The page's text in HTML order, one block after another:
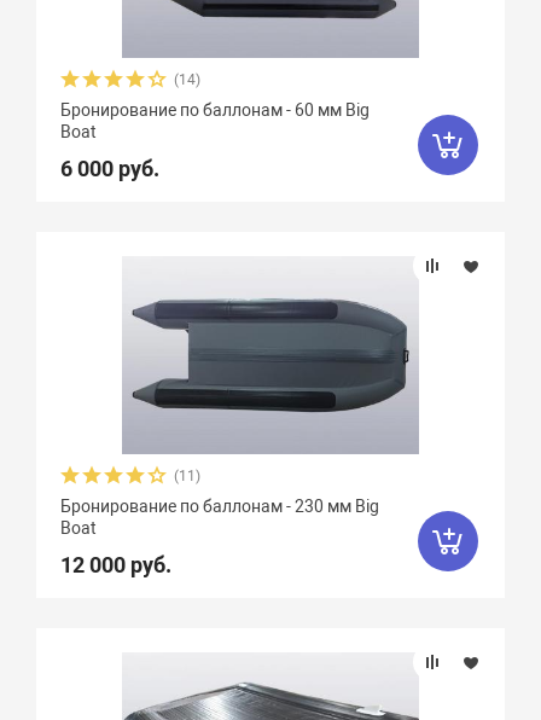
(14)
Бронирование по баллонам - 60 мм Big
Boat
6 000 руб.
(11)
Бронирование по баллонам - 230 мм Big
Boat
12 000 руб.